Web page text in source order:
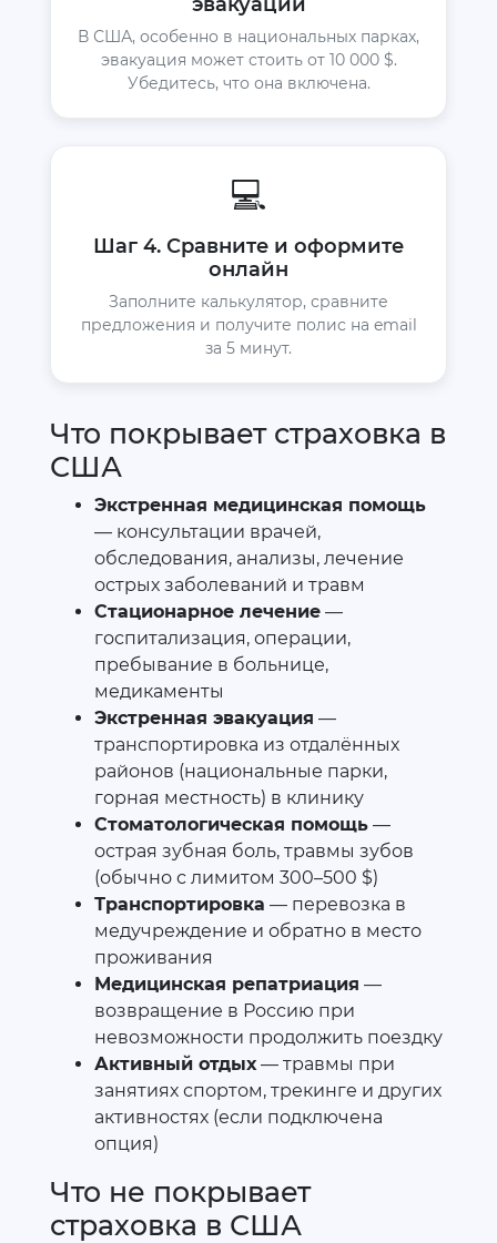
В США, особенно в национальных парках,
эвакуация может стоить от 10 000 $.
Убедитесь, что она включена.
💻
Шаг 4. Сравните и оформите
онлайн
Заполните калькулятор, сравните
предложения и получите полис на email
за 5 минут.
Что покрывает страховка в
США
Экстренная медицинская помощь
— консультации врачей,
обследования, анализы, лечение
острых заболеваний и травм
Стационарное лечение —
госпитализация, операции,
пребывание в больнице,
медикаменты
Экстренная эвакуация —
транспортировка из отдалённых
районов (национальные парки,
горная местность) в клинику
Стоматологическая помощь —
острая зубная боль, травмы зубов
(обычно с лимитом 300–500 $)
Транспортировка — перевозка в
медучреждение и обратно в место
проживания
Медицинская репатриация —
возвращение в Россию при
невозможности продолжить поездку
Активный отдых — травмы при
занятиях спортом, трекинге и других
активностях (если подключена
опция)
Что не покрывает
страховка в США